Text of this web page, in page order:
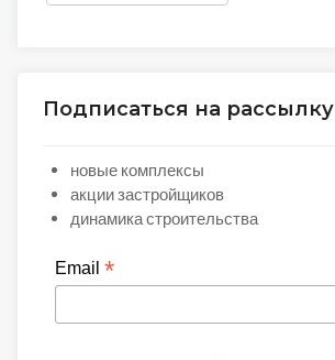
Подписаться на рассылку
новые комплексы
акции застройщиков
динамика строительства
Email *